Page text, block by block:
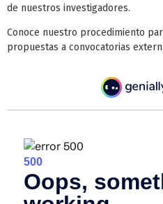
de nuestros investigadores.
Conoce nuestro procedimiento
propuestas a convocatorias